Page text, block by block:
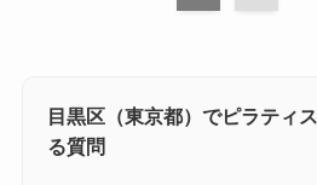
目黒区（東京都）でピラティ
る質問